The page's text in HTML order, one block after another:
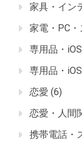
家具・イン
家電・PC・
専用品・
専用品・
恋愛 (6)
恋愛・人間
携帯電話・